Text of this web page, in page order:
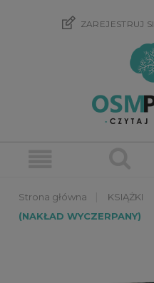
ZAREJESTRUJ
KSIĄŻKI
(NAKŁAD WYCZERPANY)